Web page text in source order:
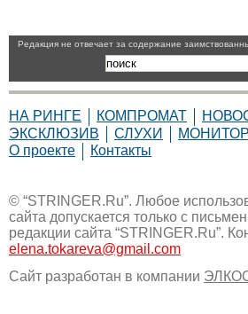
Pедакция не отвечает за содержание
НА РИНГЕ КОМПРОМАТ
ЭКСКЛЮЗИВ
СЛУХИ МОНИТОР
О проекте
Контакты
© “STRINGER.Ru”. Любое
сайта допускается только с
редакции сайта “STRINGER.Ru”.
elena.tokareva@gmail.com
Сайт разработан в компании